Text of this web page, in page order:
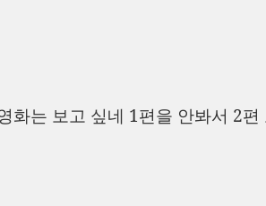
는 보고 싶네 1편을 안봐서 2편